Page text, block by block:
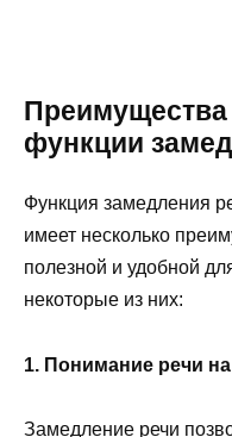
Преимущества
функции
Функция замедления
имеет несколько
полезной и удобной
некоторые из них:
1. Понимание речи
Замедление речи